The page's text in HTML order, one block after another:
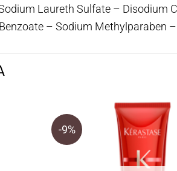
Laureth Sulfate – Disodium
– Sodium
-9%